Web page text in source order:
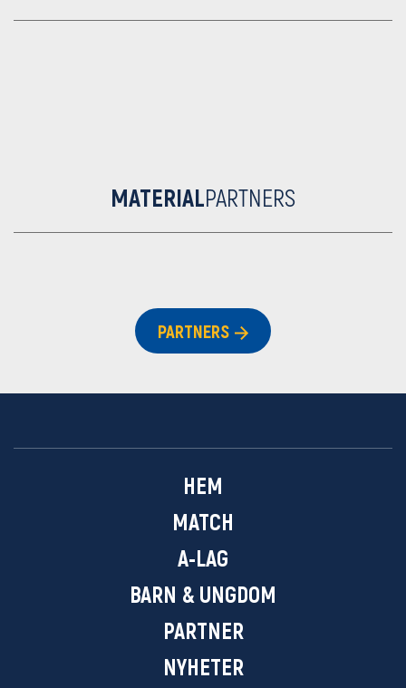
MATERIALPARTNERS
PARTNERS
HEM
MATCH
A-LAG
BARN & UNGDOM
PARTNER
NYHETER